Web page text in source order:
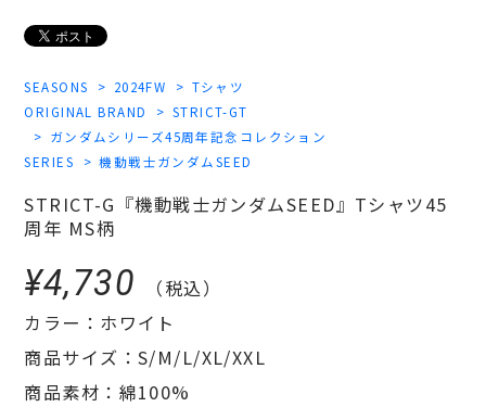
SEASONS 2024FW
Tシャツ
ORIGINAL BRAND
STRICT-GT
ガンダムシリーズ45周年記念コレクション
SERIES
機動戦士ガンダムSEED
STRICT-G『機動戦士ガンダムSEED』Tシャツ45
周年 MS柄
¥4,730
（税込）
カラー：ホワイト
商品サイズ：S/M/L/XL/XXL
商品素材：綿100%